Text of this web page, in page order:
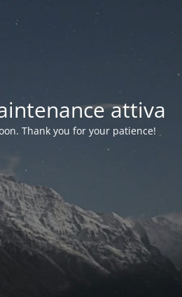
attiva
Thank you for your patience!